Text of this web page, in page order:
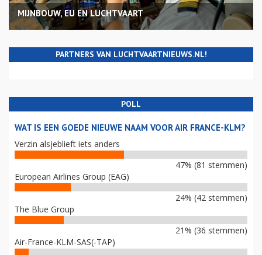
MIJNBOUW, EU EN LUCHTVAART
PARTNERS VAN LUCHTVAARTNIEUWS.NL!
POLL
WAT IS EEN GOEDE NIEUWE NAAM VOOR AIR FRANCE-KLM?
Verzin alsjeblieft iets anders
47% (81 stemmen)
European Airlines Group (EAG)
24% (42 stemmen)
The Blue Group
21% (36 stemmen)
Air-France-KLM-SAS(-TAP)